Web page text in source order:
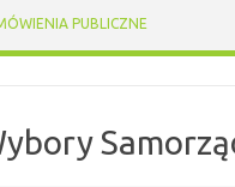
PUBLICZNE